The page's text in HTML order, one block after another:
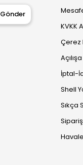
Gönder
KVKK
Çerez
İptal-
Shell
Sıkça